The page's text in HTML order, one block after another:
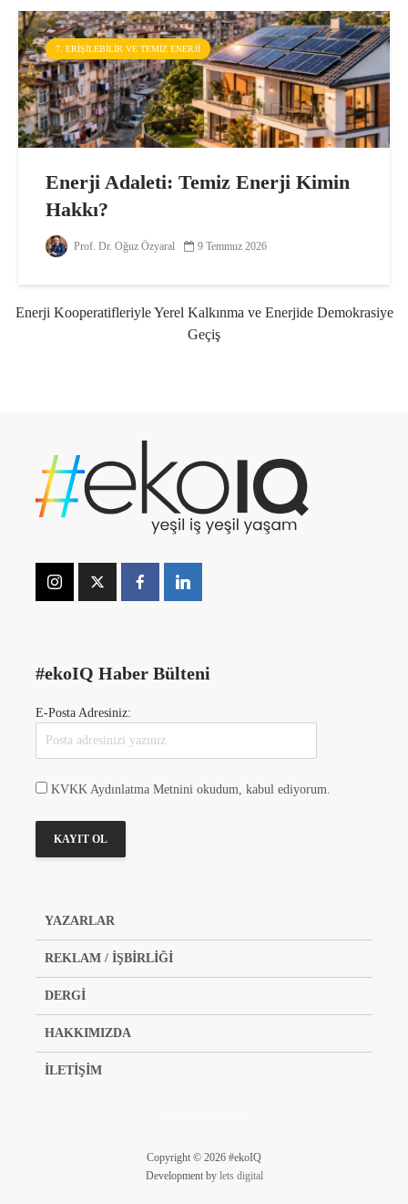
7. ERIŞILEBILIR VE TEMIZ ENERJI
Enerji Adaleti: Temiz Enerji Kimin
Hakkı?
Prof. Dr. Oğuz Özyaral 9 Temmuz 2026
Enerji Kooperatifleriyle Yerel Kalkınma ve Enerjide Demokrasiye
Geçiş
#ekoIQ Haber Bülteni
E-Posta Adresiniz:
KVKK Aydınlatma Metnini okudum, kabul ediyorum.
YAZARLAR
REKLAM / İŞBİRLİĞİ
DERGİ
HAKKIMIZDA
İLETİŞİM
Copyright © 2026 #ekoIQ
Development by lets digital